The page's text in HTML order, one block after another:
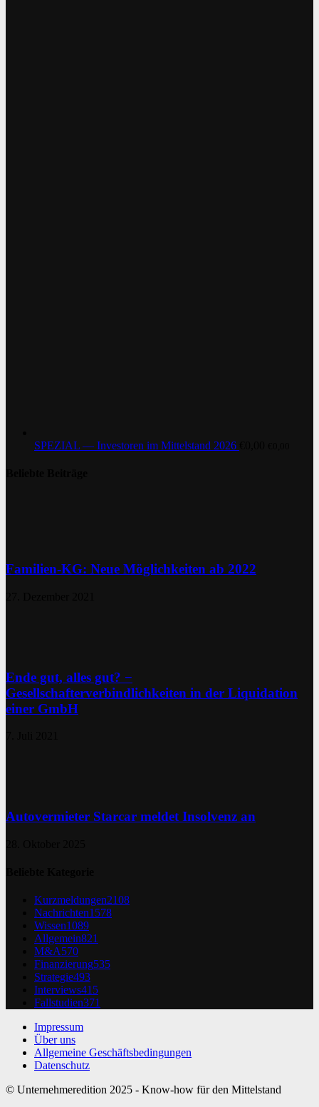
SPEZIAL — Investoren im Mittelstand 2026
Familien-KG: Neue Möglichkeiten ab 2022
Ende gut, alles gut? −
Gesellschafterverbindlichkeiten in der Liquidation
einer GmbH
Autovermieter Starcar meldet Insolvenz an
Kurzmeldungen2108
Nachrichten1578
Wissen1089
Allgemein821
M&A570
Finanzierung535
Strategie493
Interviews415
Fallstudien371
Impressum
Über uns
Allgemeine Geschäftsbedingungen
Datenschutz
© Unternehmeredition 2025 - Know-how für den Mittelstand